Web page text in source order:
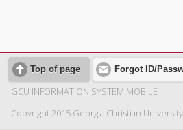
Top of page Forgot ID/
GCU INFORMATION SYSTEM MOBILE
Copyright 2015 Georgia Christian University